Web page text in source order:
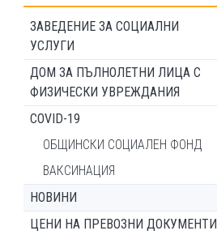
ЗАВЕДЕНИЕ ЗА СОЦИАЛНИ
УСЛУГИ
ДОМ ЗА ПЪЛНОЛЕТНИ ЛИЦА С
ФИЗИЧЕСКИ УВРЕЖДАНИЯ
COVID-19
ОБЩИНСКИ СОЦИАЛЕН ФОНД
ВАКСИНАЦИЯ
НОВИНИ
ЦЕНИ НА ПРЕВОЗНИ ДОКУМЕНТИ